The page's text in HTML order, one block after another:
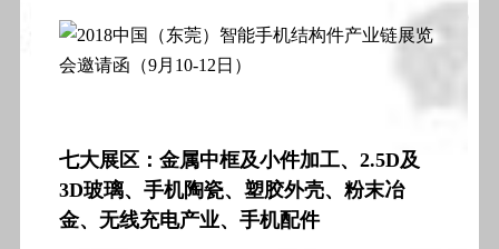
七大展区：金属中框及小件加工、2.5D及
3D玻璃、手机陶瓷、塑胶外壳、粉末冶
金、无线充电产业、手机配件